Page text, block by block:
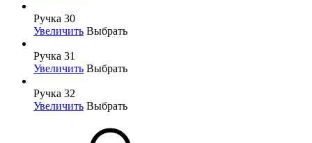
Ручка 30
Увеличить Выбрать
Ручка 31
Увеличить Выбрать
Ручка 32
Увеличить Выбрать